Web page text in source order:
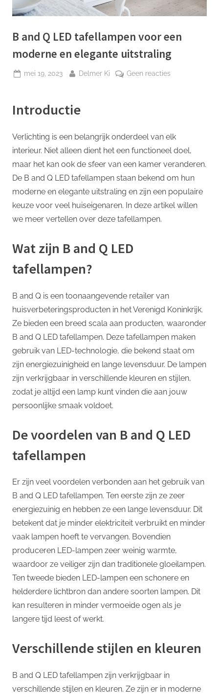
B and Q LED tafellampen voor een
moderne en elegante uitstraling
Geplaatst
mei 19, 2023 Door
Delmer Ki Geen reactiesop
voor
een
moderne
uitstraling
Introductie
Verlichting is een belangrijk onderdeel van elk
interieur. Niet alleen dient het een functioneel doel,
maar het kan ook de sfeer van een kamer veranderen.
De B and Q LED tafellampen staan ​​bekend om hun
moderne en elegante uitstraling en zijn een populaire
keuze voor veel huiseigenaren. In deze artikel willen
we meer vertellen over deze tafellampen.
Wat zijn B and Q LED
tafellampen?
B and Q is een toonaangevende retailer van
huisverbeteringsproducten in het Verenigd Koninkrijk.
Ze bieden een breed scala aan producten, waaronder
B and Q LED tafellampen. Deze tafellampen maken
gebruik van LED-technologie, die bekend staat om
zijn energiezuinigheid en lange levensduur. De lampen
zijn verkrijgbaar in verschillende kleuren en stijlen,
zodat je altijd een lamp kunt vinden die aan jouw
persoonlijke smaak voldoet.
De voordelen van B and Q LED
tafellampen
Er zijn veel voordelen verbonden aan het gebruik van
B and Q LED tafellampen. Ten eerste zijn ze zeer
energiezuinig en hebben ze een lange levensduur. Dit
betekent dat je minder elektriciteit verbruikt en minder
vaak lampen hoeft te vervangen. Bovendien
produceren LED-lampen zeer weinig warmte,
waardoor ze veiliger zijn dan traditionele gloeilampen.
Ten tweede bieden LED-lampen een schonere en
helderdere lichtbron dan andere soorten lampen. Dit
kan resulteren in minder vermoeide ogen als je
langere tijd leest of werkt.
Verschillende stijlen en kleuren
B and Q LED tafellampen zijn verkrijgbaar in
verschillende stijlen en kleuren. Ze zijn er in moderne